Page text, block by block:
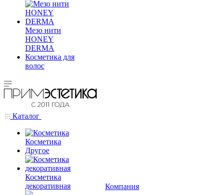
Мезо нити
HONEY
DERMA
Косметика для
волос
Каталог
Косметика
Другое
Косметика
декоративная
Компания